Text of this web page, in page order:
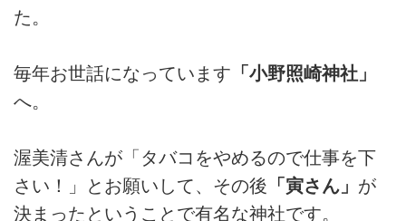
た。
毎年お世話になっています 「小野照崎神社」
へ。
渥美清さんが「タバコをやめるので仕事を下
さい！」とお願いして、その後 「寅さん」 が
決まったということで有名な神社です。